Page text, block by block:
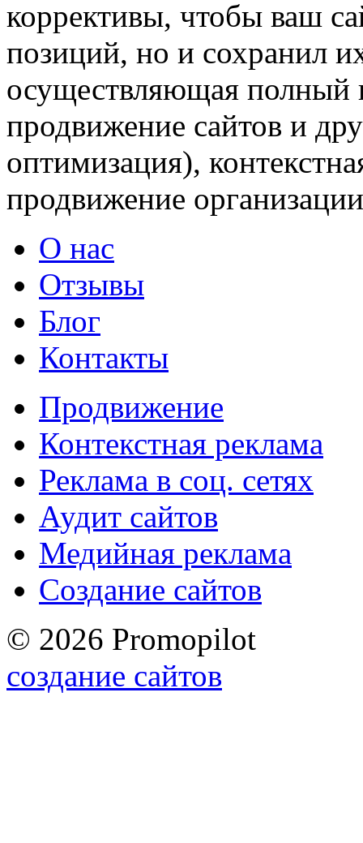
коррективы, чтобы ваш
позиций, но и сохранил
осуществляющая полный
продвижение сайтов и
оптимизация),
продвижение
О нас
Отзывы
Блог
Контакты
Продвижение
Контекстная реклама
Реклама в соц. сетях
Аудит сайтов
Медийная реклама
Создание сайтов
© 2026 Promopilot
создание сайтов